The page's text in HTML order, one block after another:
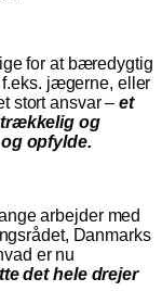
for at bæredygtig
f.eks. jægerne, eller
stort ansvar –et
og
opfylde.
arbejder med
Danmarks
er nu
det hele drejer